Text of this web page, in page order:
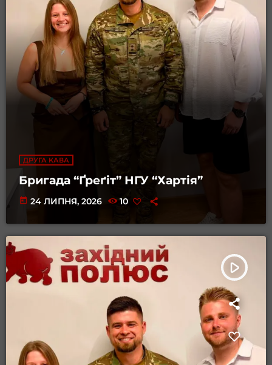
ДРУГА КАВА
Бригада “Ґреґіт” НГУ “Хартія”
today 24 ЛИПНЯ, 2026 10
play_arrow